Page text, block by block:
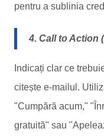
pentru a sublinia
4. Call to Action
Indicați clar ce
citește e-mailul.
"Cumpără acum,"
gratuită" sau